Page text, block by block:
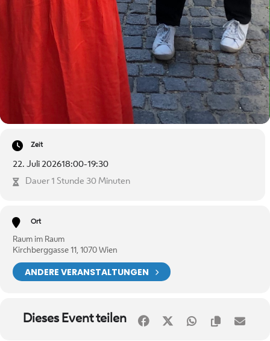
Zeit
22. Juli 202618:00-19:30
Dauer 1 Stunde 30 Minuten
Ort
Raum im Raum
Kirchberggasse 11, 1070 Wien
ANDERE VERANSTALTUNGEN
Dieses Event teilen